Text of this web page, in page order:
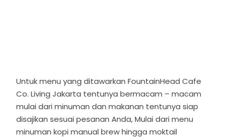
Untuk menu yang ditawarkan FountainHead Cafe
Co. Living Jakarta tentunya bermacam – macam
mulai dari minuman dan makanan tentunya siap
disajikan sesuai pesanan Anda, Mulai dari menu
minuman kopi manual brew hingga moktail